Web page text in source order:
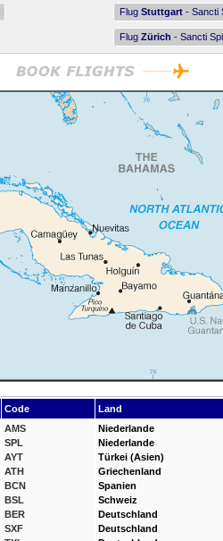
Flug Stuttgart - Sancti
Flug Zürich - Sancti
Code
Land
AMS
SPL
AYT
ATH
BCN
BSL
BER
SXF
Niederlande
Niederlande
Türkei (Asien)
Griechenland
Spanien
Schweiz
Deutschland
Deutschland